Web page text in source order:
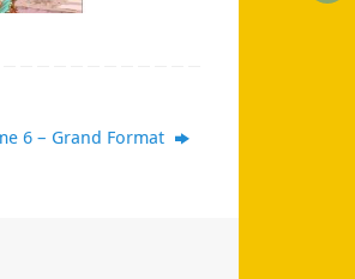
6 – Grand Format